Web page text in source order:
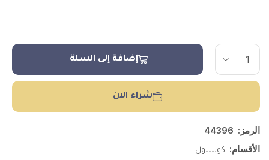
إضافة إلى السلة
شراء الآن
الرمز: 44396
الأقسام: كونسول